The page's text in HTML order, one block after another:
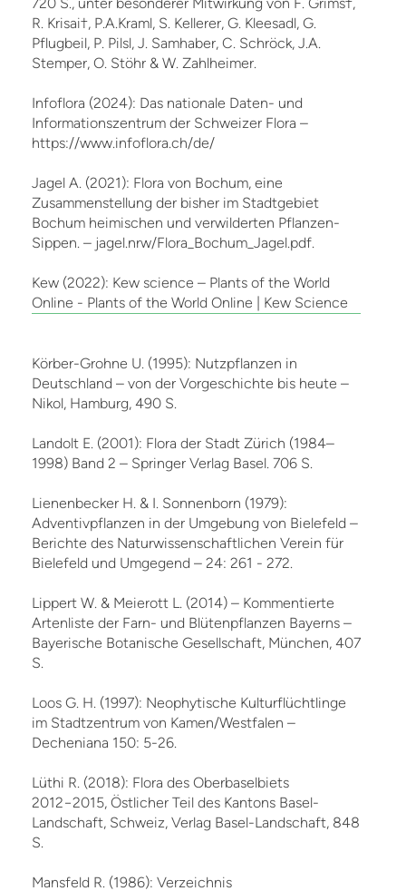
R. Krisai†, P.A.Kraml, S. Kellerer, G. Kleesadl, G.
Pflugbeil, P. Pilsl, J. Samhaber, C. Schröck, J.A.
Stemper, O. Stöhr & W. Zahlheimer.
Infoflora (2024): Das nationale Daten- und
Informationszentrum der Schweizer Flora –
https://www.infoflora.ch/de/
Jagel A. (2021): Flora von Bochum, eine
Zusammenstellung der bisher im Stadtgebiet
Bochum heimischen und verwilderten Pflanzen-
Sippen. – jagel.nrw/Flora_Bochum_Jagel.pdf.
Kew (2022): Kew science – Plants of the World
Online - Plants of the World Online | Kew Science
Körber-Grohne U. (1995): Nutzpflanzen in
Deutschland – von der Vorgeschichte bis heute –
Nikol, Hamburg, 490 S.
Landolt E. (2001): Flora der Stadt Zürich (1984–
1998) Band 2 – Springer Verlag Basel. 706 S.
Lienenbecker H. & I. Sonnenborn (1979):
Adventivpflanzen in der Umgebung von Bielefeld –
Berichte des Naturwissenschaftlichen Verein für
Bielefeld und Umgegend – 24: 261 - 272.
Lippert W. & Meierott L. (2014) – Kommentierte
Artenliste der Farn- und Blütenpflanzen Bayerns –
Bayerische Botanische Gesellschaft, München, 407
S.
Loos G. H. (1997): Neophytische Kulturflüchtlinge
im Stadtzentrum von Kamen/Westfalen –
Decheniana 150: 5-26.
Lüthi R. (2018): Flora des Oberbaselbiets
2012−2015, Östlicher Teil des Kantons Basel-
Landschaft, Schweiz, Verlag Basel-Landschaft, 848
S.
Mansfeld R. (1986): Verzeichnis